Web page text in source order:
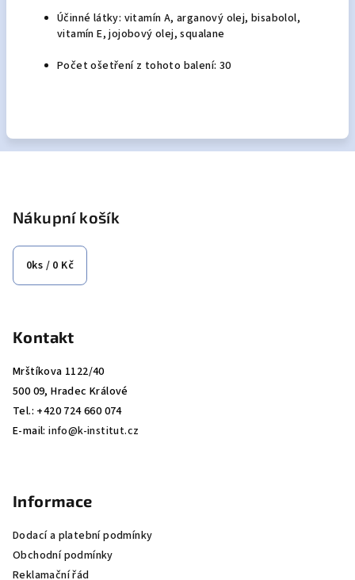
Účinné látky: vitamín A, arganový olej, bisabolol,
vitamín E, jojobový olej, squalane
Počet ošetření z tohoto balení: 30
Nákupní košík
0ks / 0 Kč
Kontakt
Mrštíkova 1122/40
500 09, Hradec Králové
Tel.: +420 724 660 074
E-mail:info@k-institut.cz
Informace
Dodací a platební podmínky
Obchodní podmínky
Reklamační řád